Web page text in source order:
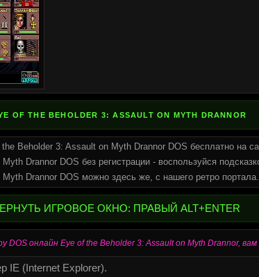
OF THE BEHOLDER 3: ASSAULT ON MYTH DRANNOR
Beholder 3: Assault on Myth Drannor DOS бесплатно на
Drannor DOS без регистрации - воспользуйся
Drannor DOS можно здесь же, с нашего ретро портала.
ИГРОВОЕ ОКНО: ПРАВЫЙ ALT+ENTER
DOS онлайн Eye of the Beholder 3: Assault on Myth Drannor,
IE (Internet Explorer).